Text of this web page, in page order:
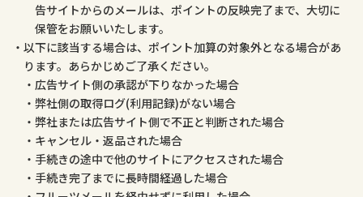
告サイトからのメールは、ポイントの反映完了まで、大切に
保管をお願いいたします。
以下に該当する場合は、ポイント加算の対象外となる場合があ
ります。あらかじめご了承ください。
広告サイト側の承認が下りなかった場合
弊社側の取得ログ(利用記録)がない場合
弊社または広告サイト側で不正と判断された場合
キャンセル・返品された場合
手続きの途中で他のサイトにアクセスされた場合
手続き完了までに長時間経過した場合